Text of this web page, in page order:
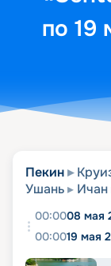
по 19
Пекин
Ушань
Ичан
00:0008 мая
00:0019 мая